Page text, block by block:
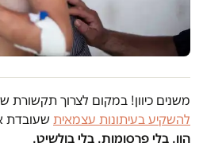
משנים כיוון! במקום לצרוך תקשורת
להשקיע בעיתונות עצמאית שעובדת
הון. בלי פרסומות. בלי בולשיט.